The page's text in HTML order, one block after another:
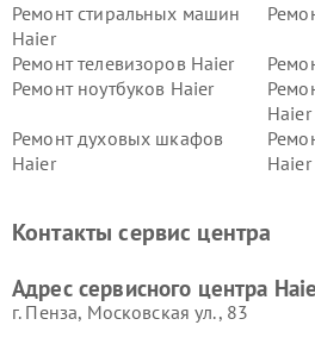
Ремонт стиральных машин
Haier
Ремонт телевизоров Haier
Ремонт ноутбуков Haier
Haier
Ремонт духовых шкафов
Haier
Haier
Ремонт роботов-пылесосов
Контакты сервис центра
Адрес сервисного центра
г. Пенза, Московская ул., 83